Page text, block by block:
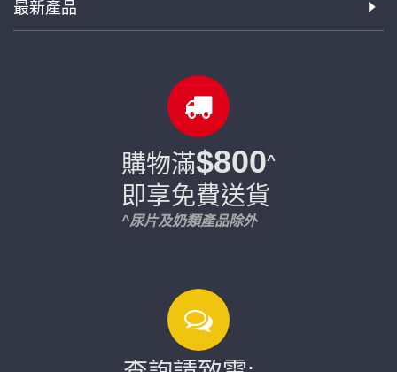
最新產品
購物滿$800^
即享免費送貨
^尿片及奶類產品除外